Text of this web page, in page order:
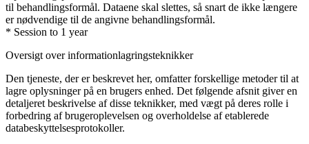
til behandlingsformål. Dataene skal slettes, så snart de ikke længere
er nødvendige til de angivne behandlingsformål.
* Session to 1 year
Oversigt over informationlagringsteknikker
Den tjeneste, der er beskrevet her, omfatter forskellige metoder til at
lagre oplysninger på en brugers enhed. Det følgende afsnit giver en
detaljeret beskrivelse af disse teknikker, med vægt på deres rolle i
forbedring af brugeroplevelsen og overholdelse af etablerede
databeskyttelsesprotokoller.